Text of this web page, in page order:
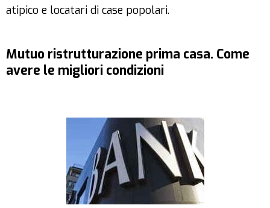
atipico e locatari di case popolari.
Mutuo ristrutturazione prima casa. Come
avere le migliori condizioni